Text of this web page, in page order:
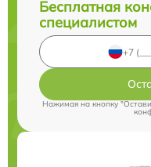
Бесплатная
специалистом
Нажимая на кнопку